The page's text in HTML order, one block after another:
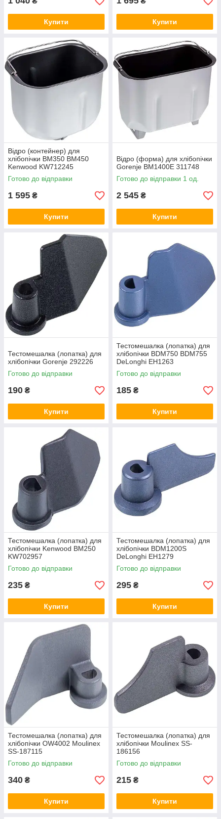
Купити Купити
Відро (контейнер) для
хлібопічки BM350 BM450
Kenwood KW712245
Готово до відправки
1 595 ₴
Купити
Відро (форма) для хлібопічки
Gorenje BM1400E 311748
Готово до відправки 1 од.
2 545 ₴
Купити
Тестомешалка (лопатка) для
хлібопічки Gorenje 292226
Готово до відправки
190 ₴
Купити
Тестомешалка (лопатка) для
хлібопічки BDM750 BDM755
DeLonghi EH1263
Готово до відправки
185 ₴
Купити
Тестомешалка (лопатка) для
хлібопічки Kenwood BM250
KW702957
Готово до відправки
235 ₴
Купити
Тестомешалка (лопатка) для
хлібопічки BDM1200S
DeLonghi EH1279
Готово до відправки
295 ₴
Купити
Тестомешалка (лопатка) для
хлібопічки OW4002 Moulinex
SS-187115
Готово до відправки
340 ₴
Купити
Тестомешалка (лопатка) для
хлібопічки Moulinex SS-
186156
Готово до відправки
215 ₴
Купити